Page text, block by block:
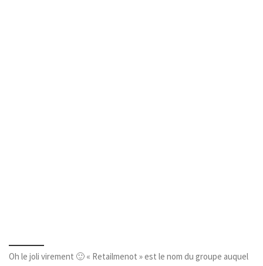
Oh le joli virement 🙂 « Retailmenot » est le nom du groupe auquel